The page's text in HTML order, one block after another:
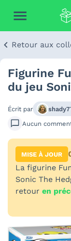
Retour aux
Figurine
du jeu
Écrit par
Aucun
MISE À JOUR
La figurine
Sonic The
retour en